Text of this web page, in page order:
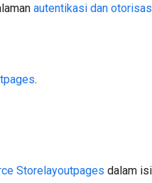
autentikasi dan
.
Storelayoutpages dalam